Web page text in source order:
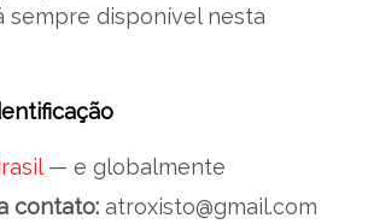
sempre disponível nesta
— e globalmente
contato: atroxisto@gmail.com